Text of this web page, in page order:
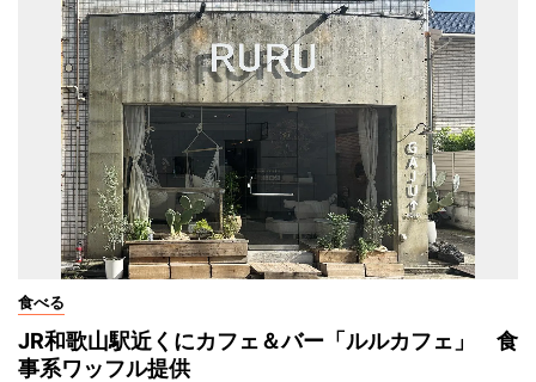
食べる
JR和歌山駅近くにカフェ＆バー「ルルカフェ」 食
事系ワッフル提供